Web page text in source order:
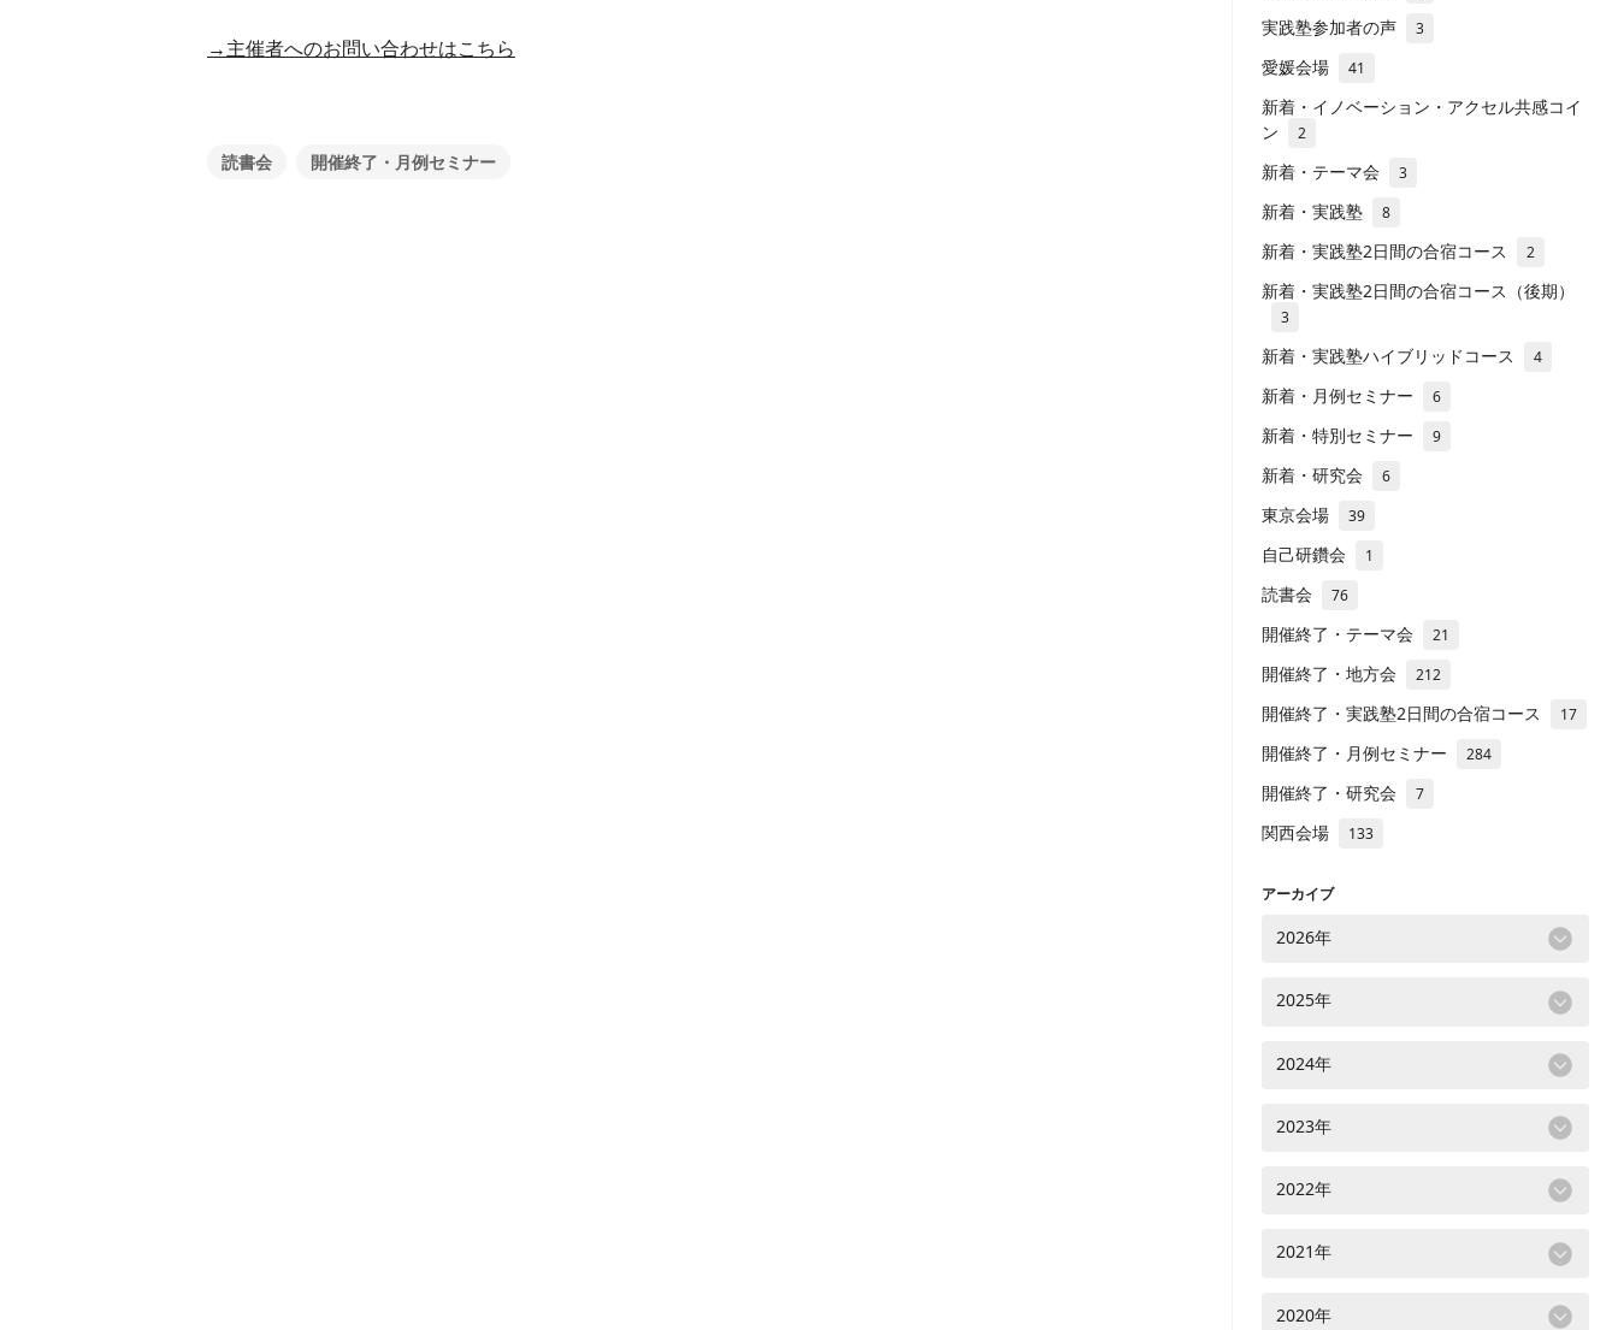
→主催者へのお問い合わせはこちら
読書会 開催終了・月例セミナー
実践塾参加者の声 3
愛媛会場 41
新着・イノベーション・アクセル共感コイ
ン
2
新着・テーマ会 3
新着・実践塾 8
新着・実践塾2日間の合宿コース 2
新着・実践塾2日間の合宿コース（後期）
3
新着・実践塾ハイブリッドコース 4
新着・月例セミナー 6
新着・特別セミナー 9
新着・研究会 6
東京会場 39
自己研鑽会 1
読書会 76
開催終了・テーマ会 21
開催終了・地方会 212
開催終了・実践塾2日間の合宿コース 17
開催終了・月例セミナー 284
開催終了・研究会 7
関西会場 133
アーカイブ
2026年
2025年
2024年
2023年
2022年
2021年
2020年